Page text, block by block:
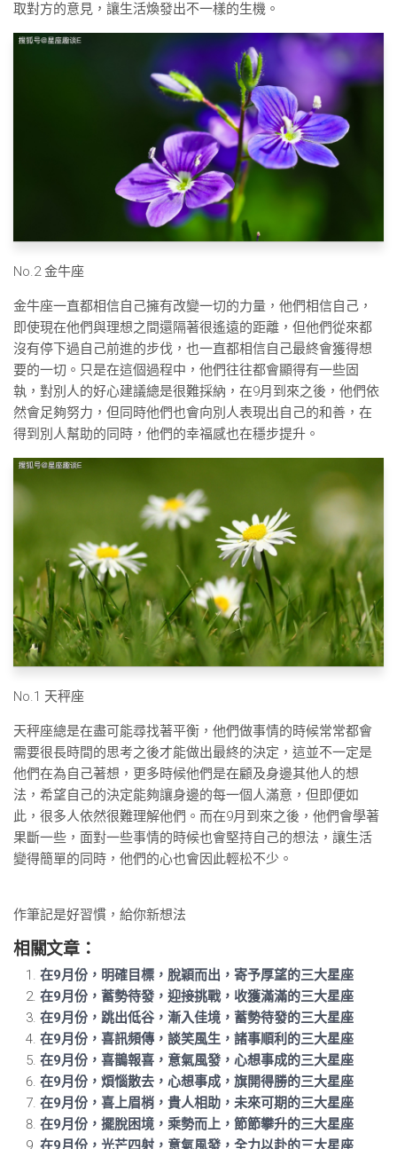
取對方的意見，讓生活煥發出不一樣的生機。
No.2 金牛座
金牛座一直都相信自己擁有改變一切的力量，他們相信自己，
即使現在他們與理想之間還隔著很遙遠的距離，但他們從來都
沒有停下過自己前進的步伐，也一直都相信自己最終會獲得想
要的一切。只是在這個過程中，他們往往都會顯得有一些固
執，對別人的好心建議總是很難採納，在9月到來之後，他們依
然會足夠努力，但同時他們也會向別人表現出自己的和善，在
得到別人幫助的同時，他們的幸福感也在穩步提升。
No.1 天秤座
天秤座總是在盡可能尋找著平衡，他們做事情的時候常常都會
需要很長時間的思考之後才能做出最終的決定，這並不一定是
他們在為自己著想，更多時候他們是在顧及身邊其他人的想
法，希望自己的決定能夠讓身邊的每一個人滿意，但即便如
此，很多人依然很難理解他們。而在9月到來之後，他們會學著
果斷一些，面對一些事情的時候也會堅持自己的想法，讓生活
變得簡單的同時，他們的心也會因此輕松不少。
作筆記是好習慣，給你新想法
相關文章：
在9月份，明確目標，脫穎而出，寄予厚望的三大星座
在9月份，蓄勢待發，迎接挑戰，收獲滿滿的三大星座
在9月份，​跳出低谷，漸入佳境，蓄勢待發的三大星座
在9月份，喜訊頻傳，談笑風生，諸事順利的三大星座
在9月份，喜鵲報喜，意氣風發，心想事成的三大星座
在9月份，​煩惱散去，心想事成，旗開得勝的三大星座
在9月份，喜上眉梢，貴人相助，未來可期的三大星座
在9月份，擺脫困境，乘勢而上，節節攀升的三大星座
在9月份，光芒四射，意氣風發，全力以赴的三大星座